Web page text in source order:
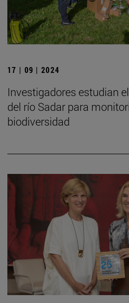
17 | 09 | 2024
Investigadores estudian
del río Sadar para
biodiversidad